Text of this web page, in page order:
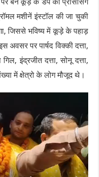
मशीनें इंस्टॉल की जा चुकी
जिससे भविष्य में कूड़े के पहाड़
पर पार्षद विक्की दत्ता,
इंद्रजीत दत्ता, सोनू दत्ता,
में क्षेत्रो के लोग मौजूद थे।